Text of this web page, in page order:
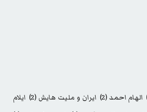
الهام احمد(2) ایران و ملیت هایش (2)
ایلام